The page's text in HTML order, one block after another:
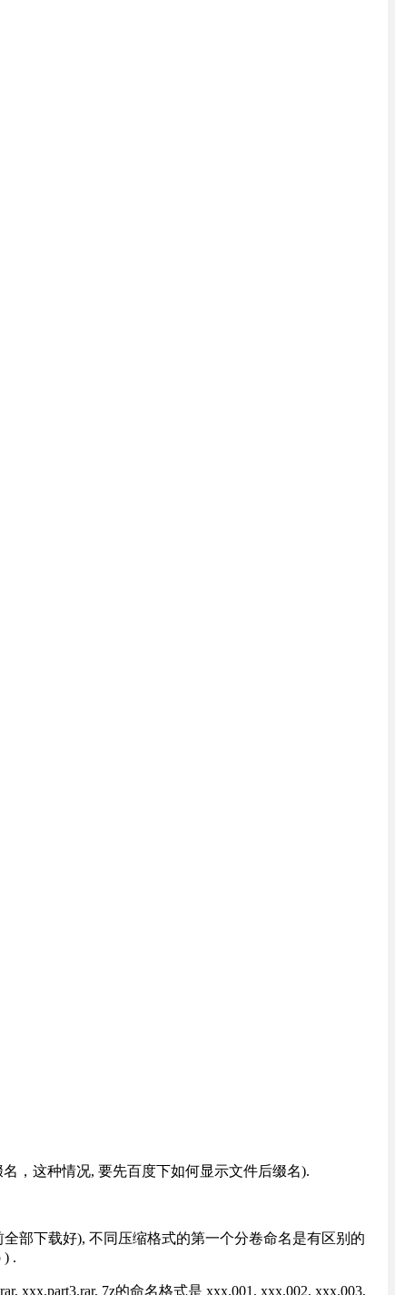
，这种情况, 要先百度下如何显示文件后缀名).
部下载好), 不同压缩格式的第一个分卷命名是有区别的
) .
xxx.part3.rar, 7z的命名格式是 xxx.001, xxx.002, xxx.003,